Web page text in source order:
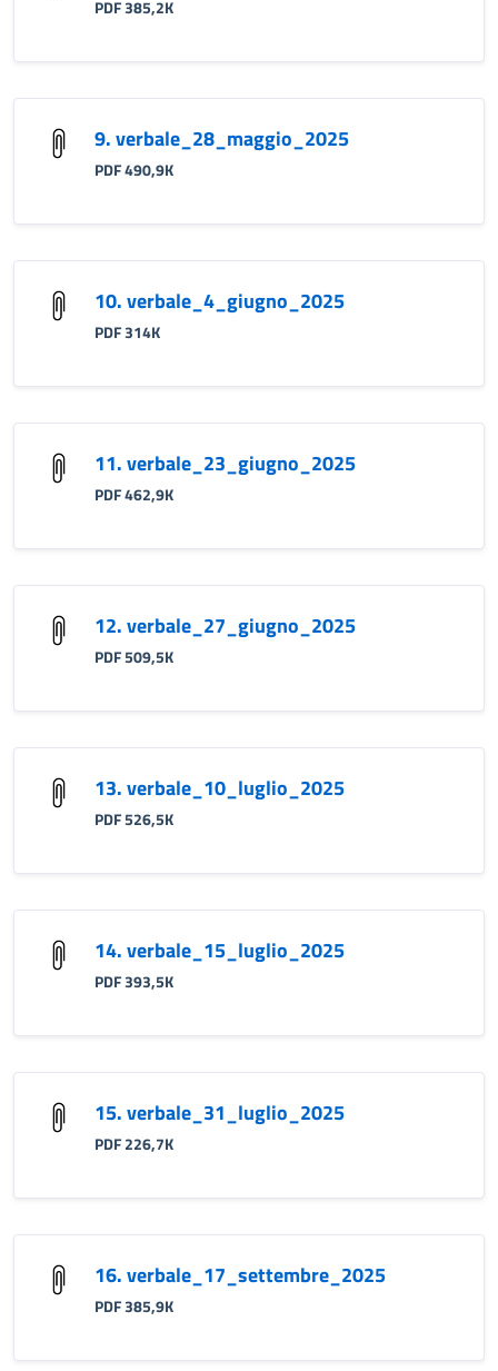
PDF 385,2K
9. verbale_28_maggio_2025
PDF 490,9K
10. verbale_4_giugno_2025
PDF 314K
11. verbale_23_giugno_2025
PDF 462,9K
12. verbale_27_giugno_2025
PDF 509,5K
13. verbale_10_luglio_2025
PDF 526,5K
14. verbale_15_luglio_2025
PDF 393,5K
15. verbale_31_luglio_2025
PDF 226,7K
16. verbale_17_settembre_2025
PDF 385,9K